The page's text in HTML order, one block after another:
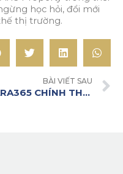
học hỏi, đổi mới
thị trường.
BÀI VIẾT SAU
CARA365 CHÍNH THỨC RA QUÂN, AHS PROPERTY SẴN SÀNG KHUẤY ĐỘNG THỊ TRƯỜNG CAM RANH